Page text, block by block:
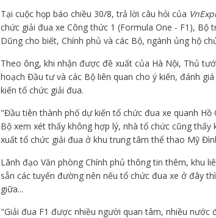
Tại cuộc họp báo chiều 30/8, trả lời câu hỏi của
chức giải đua xe Công thức 1 (Formula One - F1), Bộ
Dũng cho biết, Chính phủ và các Bộ, ngành ủng hộ
Theo ông, khi nhận được đề xuất của Hà Nội, Thủ
hoạch Đầu tư và các Bộ liên quan cho ý kiến, đánh
kiến tổ chức giải đua.
"Đầu tiên thành phố dự kiến tổ chức đua xe quanh
Bộ xem xét thấy không hợp lý, nhà tổ chức cũng
xuất tổ chức giải đua ở khu trung tâm thể thao Mỹ
Lãnh đạo Văn phòng Chính phủ thông tin thêm, khu
sẵn các tuyến đường nên nếu tổ chức đua xe ở đây
giữa...
"Giải đua F1 được nhiều người quan tâm, nhiều nước